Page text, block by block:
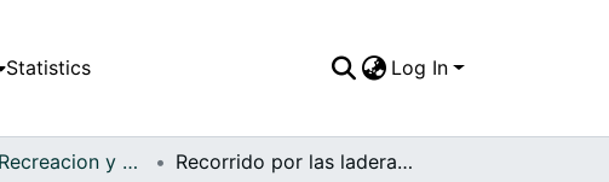
Statistics Log In
APFFVC - Recreacion y Paseo - Patrimonial Recorrido por las laderas montañosas en el Corregimieto de La Buitrera, desde donde se observan las planicies del valle